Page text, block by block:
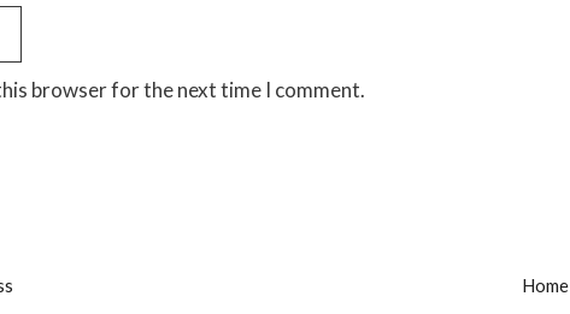
browser for the next time I comment.
Home